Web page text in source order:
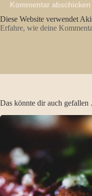
Kommentar abschicken
Diese Website verwendet
Erfahre, wie deine
Das könnte dir auch gefallen